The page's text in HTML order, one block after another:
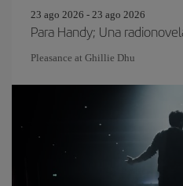
23 ago 2026 - 23 ago 2026
Para Handy; Una
Pleasance at Ghillie Dhu